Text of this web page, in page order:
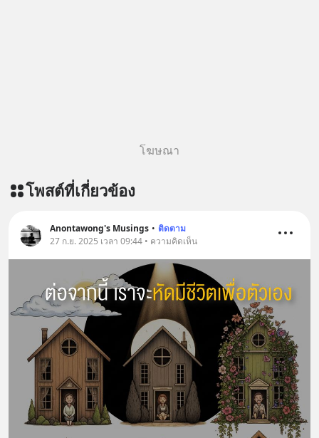
เพิ่มการผ่อนคลาย ซึ่งช่วยให้การนอน
สั่งซื้อสินค้า Diip CBD 💬 LINE :
https://lin.ee/U91Fzyz
โฆษณา
โพสต์ที่เกี่ยวข้อง
Anontawong's Musings • ติดตาม
27 ก.ย. 2025 เวลา 09:44 • ความคิดเห็น